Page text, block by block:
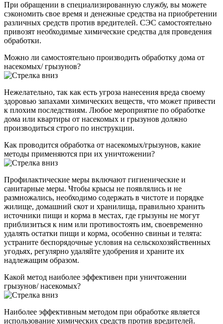
При обращении в специализированную службу, вы можете
сэкономить свое время и денежные средства на приобретении
различных средств против вредителей. СЭС самостоятельно
привозят необходимые химические средства для проведения
обработки.
Можно ли самостоятельно производить обработку дома от
насекомых/ грызунов?
Нежелательно, так как есть угроза нанесения вреда своему
здоровью запахами химических веществ, что может привести
к плохим последствиям. Любое мероприятие по обработке
дома или квартиры от насекомых и грызунов должно
производиться строго по инструкции.
Как проводится обработка от насекомых/грызунов, какие
методы применяются при их уничтожении?
Профилактические меры включают гигиенические и
санитарные меры. Чтобы крысы не появлялись и не
размножались, необходимо содержать в чистоте и порядке
жилище, домашний скот и хранилища, правильно хранить
источники пищи и корма в местах, где грызуны не могут
приблизиться к ним или противостоять им, своевременно
удалять остатки пищи и корма, особенно свиньи и телята:
устраните беспорядочные условия на сельскохозяйственных
угодьях, регулярно удаляйте удобрения и храните их
надлежащим образом.
Какой метод наиболее эффективен при уничтожении
грызунов/ насекомых?
Наиболее эффективным методом при обработке является
использование химических средств против вредителей.